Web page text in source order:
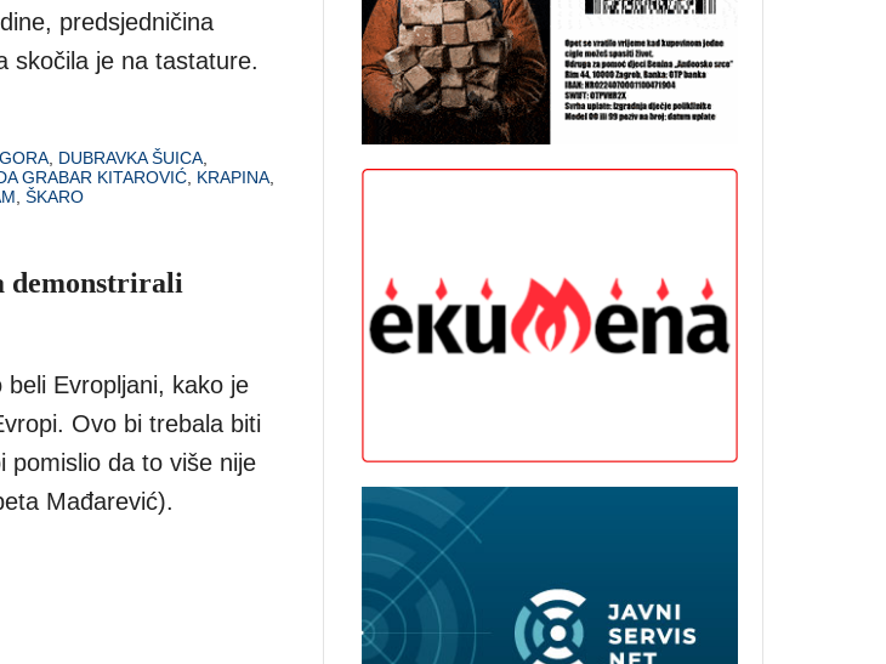
predsjedničina
skočila je na tastature.
DUBRAVKA ŠUICA
GRABAR KITAROVIĆ KRAPINA
ŠKARO
demonstrirali
Evropljani, kako je
Ovo bi trebala biti
pomislio da to više nije
Mađarević).